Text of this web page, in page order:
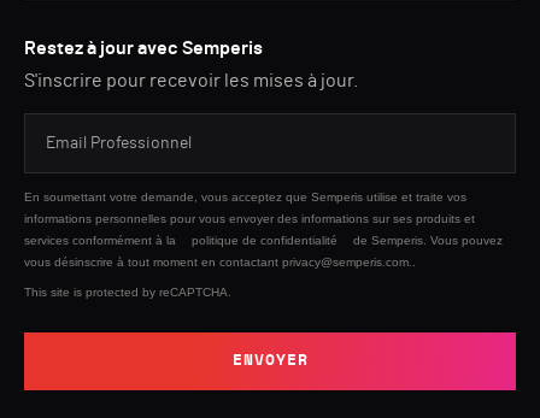
Restez à jour avec Semperis
S'inscrire pour recevoir les mises à jour.
En soumettant votre demande, vous acceptez que Semperis utilise et traite vos
informations personnelles pour vous envoyer des informations sur ses produits et
services conformément à la
politique de confidentialité
de Semperis. Vous pouvez
vous désinscrire à tout moment en contactant privacy@semperis.com..
This site is protected by reCAPTCHA.
ENVOYER